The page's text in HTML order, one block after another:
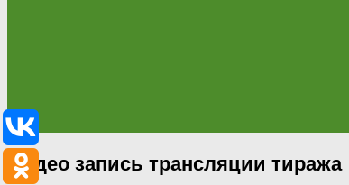
Видео запись трансляции тиража